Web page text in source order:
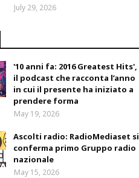
July 29, 2026
'10 anni fa: 2016 Greatest Hits',
il podcast che racconta l’anno
in cui il presente ha iniziato a
prendere forma
May 19, 2026
Ascolti radio: RadioMediaset si
conferma primo Gruppo radio
nazionale
May 15, 2026